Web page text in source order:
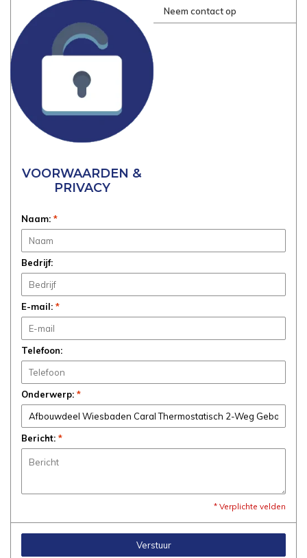
VOORWAARDEN &
PRIVACY
Neem contact op
Naam: *
Bedrijf:
E-mail: *
Telefoon:
Onderwerp: *
Bericht: *
* Verplichte velden
Verstuur